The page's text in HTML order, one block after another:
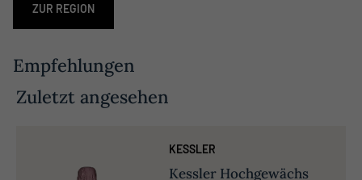
ZUR REGION
Empfehlungen
Zuletzt angesehen
KESSLER
Kessler Hochgewächs